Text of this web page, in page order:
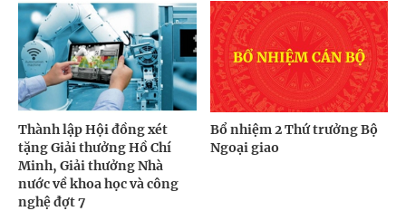
Thành lập Hội đồng xét
tặng Giải thưởng Hồ Chí
Minh, Giải thưởng Nhà
nước về khoa học và công
nghệ đợt 7
Bổ nhiệm 2 Thứ trưởng Bộ
Ngoại giao